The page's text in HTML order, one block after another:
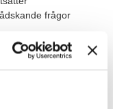
frågor
eller i liknande